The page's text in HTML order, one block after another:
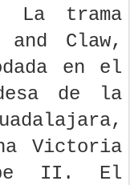
La trama
Claw,
en el
de la
Victoria
II. El